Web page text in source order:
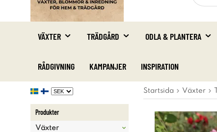
VÄXTER TRÄDGÅRD ODLA & PLANTERA
RÅDGIVNING KAMPANJER INSPIRATION
Produkter
Växter
Startsida Växter